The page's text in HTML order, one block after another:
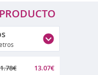
€
13.07€